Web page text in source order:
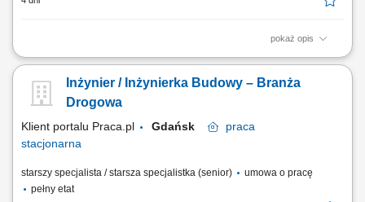
pokaż opis
Opis stanowiska Operacyjna koordynacja działań brygad własnych oraz
kierowniczymi. Skrupulatne sporządzanie oraz kompletowanie
dokumentacji technicznej i odbiorowej na poszczególnych etapach
Inżynier / Inżynierka Budowy – Branża
Drogowa
Klient portalu Praca.pl Gdańsk
praca
stacjonarna
starszy specjalista / starsza specjalistka (senior)
umowa o pracę
pełny etat